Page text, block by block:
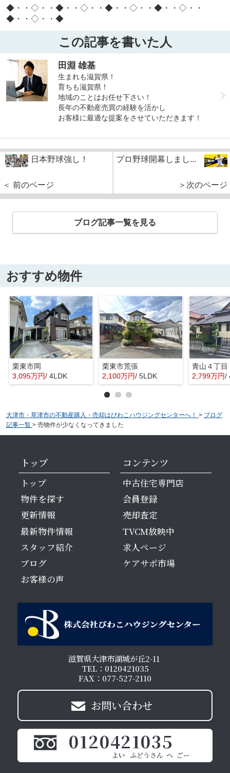
◆・・◇・・◆・・◇・・◆・・◇・・◆・・◇・・
◆・・◇・・◆
この記事を書いた人
田淵 雄基
生まれも滋賀県！
育ちも滋賀県！
地域のことはお任せ下さい！
長年の不動産売買の経験を活かし
お客様に最適な提案をさせていただきます！
日本野球強し！
＜ 前のページ
プロ野球開幕しまし...
＞次のページ
ブログ記事一覧を見る
おすすめ物件
栗東市岡
3,095万円/ 4LDK
栗東市荒張
2,100万円/ 5LDK
青山４丁目
2,799万円/
大津市・草津市の不動産購入・売却はびわこハウジングセンターへ！ > ブログ
記事一覧 > 売物件が少なくなってきました
トップ
トップ
物件を探す
更新情報
最新物件情報
スタッフ紹介
ブログ
お客様の声
コンテンツ
中古住宅専門店
会員登録
売却査定
TVCM放映中
求人ページ
ケアサポ市場
滋賀県大津市湖城が丘2-11
TEL：0120421035
FAX：077-527-2110
お問い合わせ
0120421035